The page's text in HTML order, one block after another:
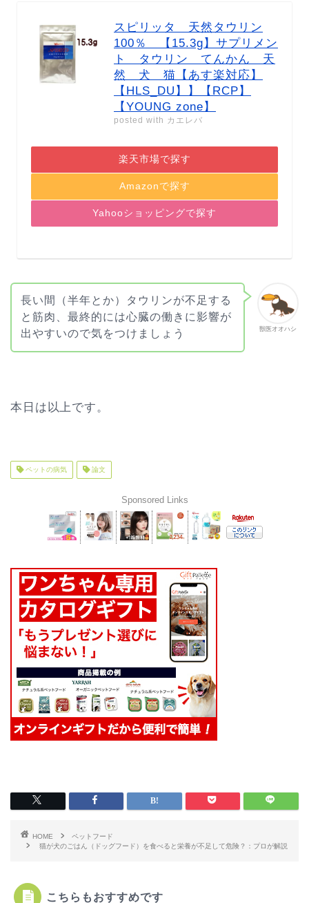
スピリッタ 天然タウリン
100％ 【15.3g】サプリメン
ト タウリン てんかん 天
然 犬 猫【あす楽対応】
【HLS_DU】】【RCP】
【YOUNG zone】
posted with カエレバ
楽天市場で探す
Amazonで探す
Yahooショッピングで探す
獣医オオハシ
長い間（半年とか）タウリンが不足する
と筋肉、最終的には心臓の働きに影響が
出やすいので気をつけましょう
本日は以上です。
ペットの病気 論文
Sponsored Links
HOME
ペットフード
猫が犬のごはん（ドッグフード）を食べると栄養が不足して危険？：プロが解説
こちらもおすすめです